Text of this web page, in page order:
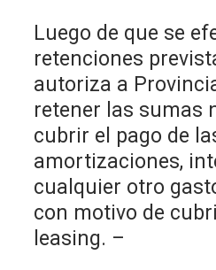
Luego de que se
retenciones
autoriza a
retener las sumas
cubrir el pago de
amortizaciones,
cualquier otro
con motivo de
leasing. –